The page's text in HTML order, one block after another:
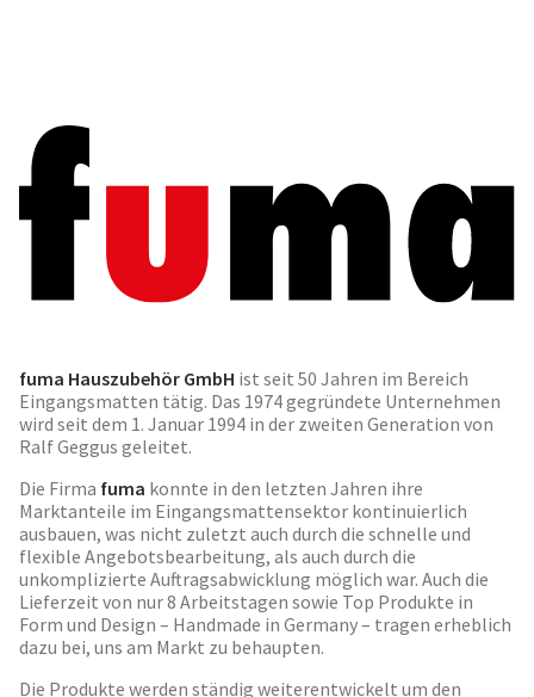
fuma Hauszubehör GmbH ist seit 50 Jahren im Bereich
Eingangsmatten tätig. Das 1974 gegründete Unternehmen
wird seit dem 1. Januar 1994 in der zweiten Generation von
Ralf Geggus geleitet.
Die Firma fuma konnte in den letzten Jahren ihre
Marktanteile im Eingangsmattensektor kontinuierlich
ausbauen, was nicht zuletzt auch durch die schnelle und
flexible Angebotsbearbeitung, als auch durch die
unkomplizierte Auftragsabwicklung möglich war. Auch die
Lieferzeit von nur 8 Arbeitstagen sowie Top Produkte in
Form und Design – Handmade in Germany – tragen erheblich
dazu bei, uns am Markt zu behaupten.
Die Produkte werden ständig weiterentwickelt um den